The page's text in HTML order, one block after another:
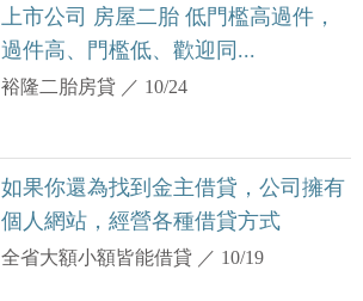
上市公司 房屋二胎 低門檻高過件，
過件高、門檻低、歡迎同...
裕隆二胎房貸 ／ 10/24
如果你還為找到金主借貸，公司擁有
個人網站，經營各種借貸方式
全省大額小額皆能借貸 ／ 10/19